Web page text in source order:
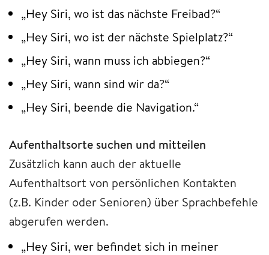
„Hey Siri, wo ist das nächste Freibad?“
„Hey Siri, wo ist der nächste Spielplatz?“
„Hey Siri, wann muss ich abbiegen?“
„Hey Siri, wann sind wir da?“
„Hey Siri, beende die Navigation.“
Aufenthaltsorte suchen und mitteilen
Zusätzlich kann auch der aktuelle
Aufenthaltsort von persönlichen Kontakten
(z.B. Kinder oder Senioren) über Sprachbefehle
abgerufen werden.
„Hey Siri, wer befindet sich in meiner